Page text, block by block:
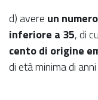
d) avere un
inferiore a 35, di
cento di origine
di età minima di